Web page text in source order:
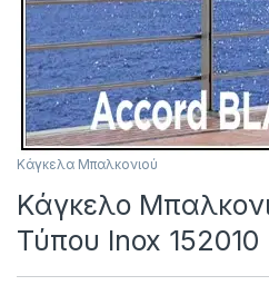
Κάγκελα Μπαλκονιού
Κάγκελο
Τύπου Inox 152010